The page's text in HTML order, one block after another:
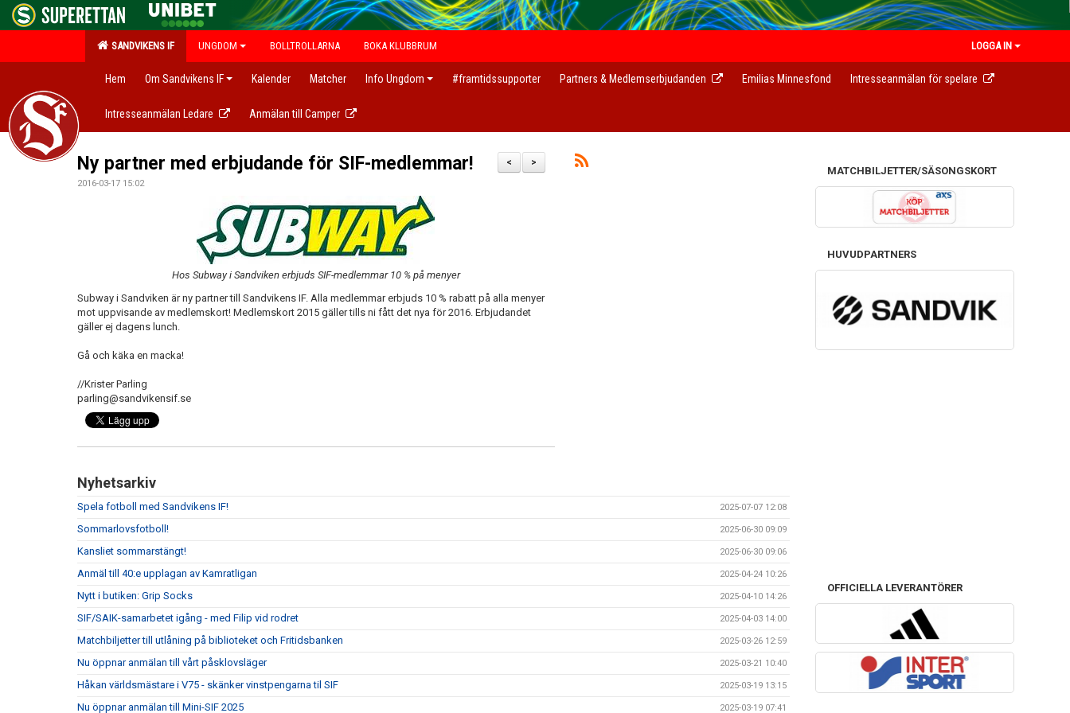
SANDVIKENS IF UNGDOM BOLLTROLLARNA BOKA KLUBBRUM LOGGA IN
Hem Om Sandvikens IF Kalender Matcher Info Ungdom #framtidssupporter Partners & Medlemserbjudanden Emilias Minnesfond Intresseanmälan för spelare
Intresseanmälan Ledare Anmälan till Camper
>
<
Ny partner med erbjudande för SIF-medlemmar!
2016-03-17 15:02
Hos Subway i Sandviken erbjuds SIF-medlemmar 10 % på menyer
Subway i Sandviken är ny partner till Sandvikens IF. Alla medlemmar erbjuds 10 % rabatt på alla menyer
mot uppvisande av medlemskort! Medlemskort 2015 gäller tills ni fått det nya för 2016. Erbjudandet
gäller ej dagens lunch.
Gå och käka en macka!
//Krister Parling
parling@sandvikensif.se
Nyhetsarkiv
Spela fotboll med Sandvikens IF! 2025-07-07 12:08
Sommarlovsfotboll! 2025-06-30 09:09
Kansliet sommarstängt! 2025-06-30 09:06
Anmäl till 40:e upplagan av Kamratligan 2025-04-24 10:26
Nytt i butiken: Grip Socks 2025-04-10 14:26
SIF/SAIK-samarbetet igång - med Filip vid rodret 2025-04-03 14:00
Matchbiljetter till utlåning på biblioteket och Fritidsbanken 2025-03-26 12:59
Nu öppnar anmälan till vårt påsklovsläger 2025-03-21 10:40
Håkan världsmästare i V75 - skänker vinstpengarna til SIF 2025-03-19 13:15
Nu öppnar anmälan till Mini-SIF 2025 2025-03-19 07:41
MATCHBILJETTER/SÄSONGSKORT
HUVUDPARTNERS
OFFICIELLA LEVERANTÖRER